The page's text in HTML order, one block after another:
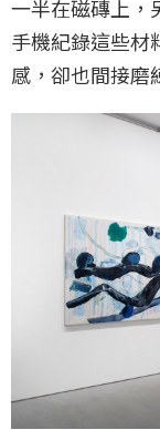
一半在磁磚上，
手機紀錄這些材
感，卻也間接磨